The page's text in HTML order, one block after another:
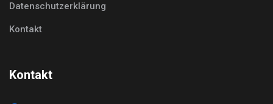
Datenschutzerklärung
Kontakt
Kontakt